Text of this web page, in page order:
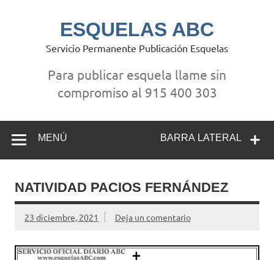
ESQUELAS ABC
Servicio Permanente Publicación Esquelas
Para publicar esquela llame sin
compromiso al 915 400 303
BARRA LATERAL
MENÚ
NATIVIDAD PACIOS FERNÁNDEZ
23 diciembre, 2021 Deja un comentario